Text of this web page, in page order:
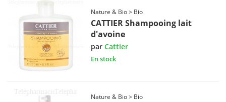
Nature & Bio > Bio
CATTIER Shampooing lait
d'avoine
parCattier
En stock
Nature & Bio > Bio